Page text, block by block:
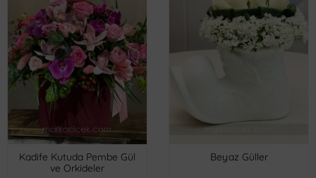
Kadife Kutuda Pembe Gül
ve Orkideler
Beyaz Güller